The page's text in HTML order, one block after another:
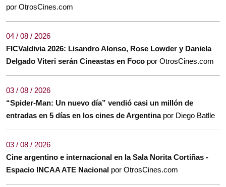
por OtrosCines.com
04 / 08 / 2026
FICValdivia 2026: Lisandro Alonso, Rose Lowder y Daniela
Delgado Viteri serán Cineastas en Foco por OtrosCines.com
03 / 08 / 2026
“Spider-Man: Un nuevo día” vendió casi un millón de
entradas en 5 días en los cines de Argentina por Diego Batlle
03 / 08 / 2026
Cine argentino e internacional en la Sala Norita Cortiñas -
Espacio INCAA ATE Nacional por OtrosCines.com